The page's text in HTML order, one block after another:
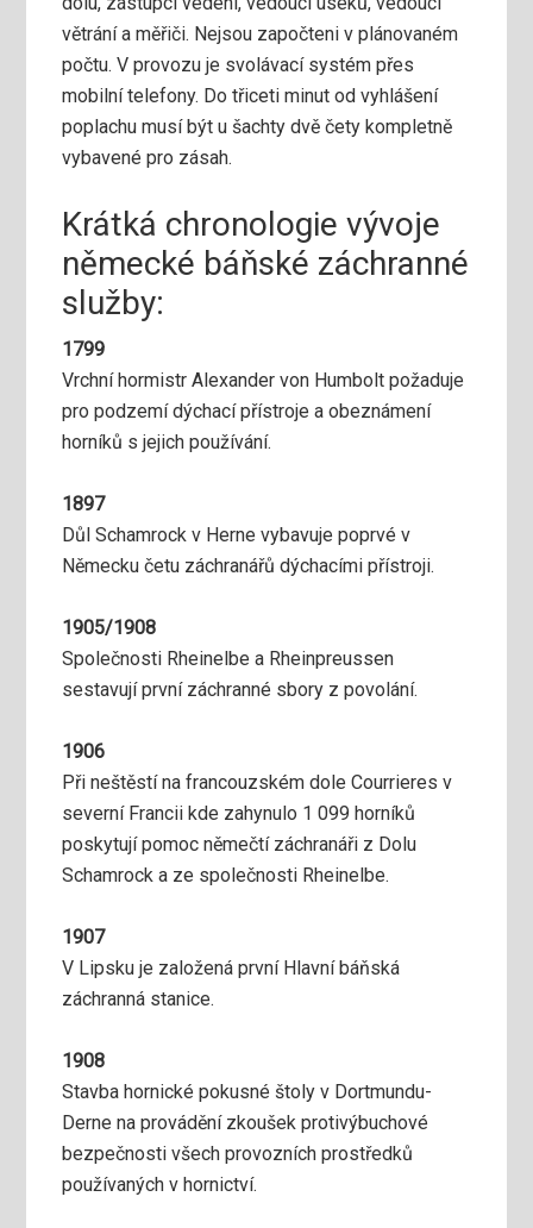
větrání a měřiči. Nejsou započteni v plánovaném
počtu. V provozu je svolávací systém přes
mobilní telefony. Do třiceti minut od vyhlášení
poplachu musí být u šachty dvě čety kompletně
vybavené pro zásah.
Krátká chronologie vývoje
německé báňské záchranné
služby:
1799
Vrchní hormistr Alexander von Humbolt požaduje
pro podzemí dýchací přístroje a obeznámení
horníků s jejich používání.
1897
Důl Schamrock v Herne vybavuje poprvé v
Německu četu záchranářů dýchacími přístroji.
1905/1908
Společnosti Rheinelbe a Rheinpreussen
sestavují první záchranné sbory z povolání.
1906
Při neštěstí na francouzském dole Courrieres v
severní Francii kde zahynulo 1 099 horníků
poskytují pomoc němečtí záchranáři z Dolu
Schamrock a ze společnosti Rheinelbe.
1907
V Lipsku je založená první Hlavní báňská
záchranná stanice.
1908
Stavba hornické pokusné štoly v Dortmundu-
Derne na provádění zkoušek protivýbuchové
bezpečnosti všech provozních prostředků
používaných v hornictví.